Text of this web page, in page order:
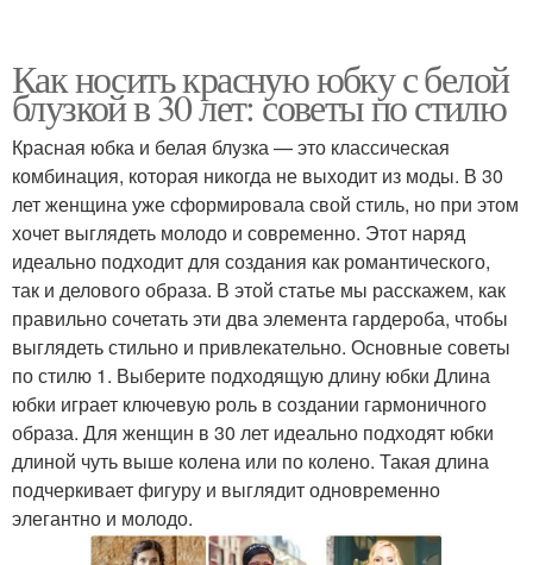
Как носить красную юбку с белой
блузкой в 30 лет: советы по стилю
Красная юбка и белая блузка — это классическая
комбинация, которая никогда не выходит из моды. В 30
лет женщина уже сформировала свой стиль, но при этом
хочет выглядеть молодо и современно. Этот наряд
идеально подходит для создания как романтического,
так и делового образа. В этой статье мы расскажем, как
правильно сочетать эти два элемента гардероба, чтобы
выглядеть стильно и привлекательно. Основные советы
по стилю 1. Выберите подходящую длину юбки Длина
юбки играет ключевую роль в создании гармоничного
образа. Для женщин в 30 лет идеально подходят юбки
длиной чуть выше колена или по колено. Такая длина
подчеркивает фигуру и выглядит одновременно
элегантно и молодо.